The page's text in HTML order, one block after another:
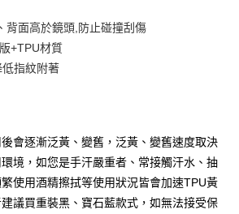
】
不需綁卡、不需儲值。
簡訊認證，即可結帳。
務後，再付款。
先享後付」後，將跳轉至「AFTEE先享後付」
含以上)免運費
背面高於鏡頭,防止碰撞刮傷
+TPU材質
指紋附著
會逐漸泛黃、變舊，泛黃、變舊速度取決
境，如您是手汗嚴重者、常接觸汗水、抽
使用酒精擦拭等使用狀況皆會加速TPU黃
議買重裝黑、寶石藍款式，如無法接受保